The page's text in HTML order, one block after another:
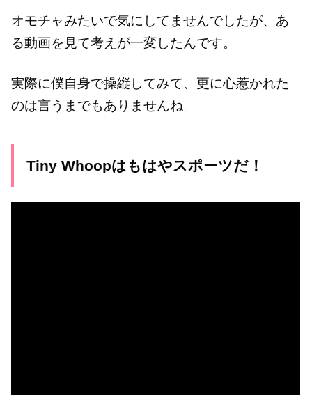
オモチャみたいで気にしてませんでしたが、あ
る動画を見て考えが一変したんです。
実際に僕自身で操縦してみて、更に心惹かれた
のは言うまでもありませんね。
Tiny Whoopはもはやスポーツだ！